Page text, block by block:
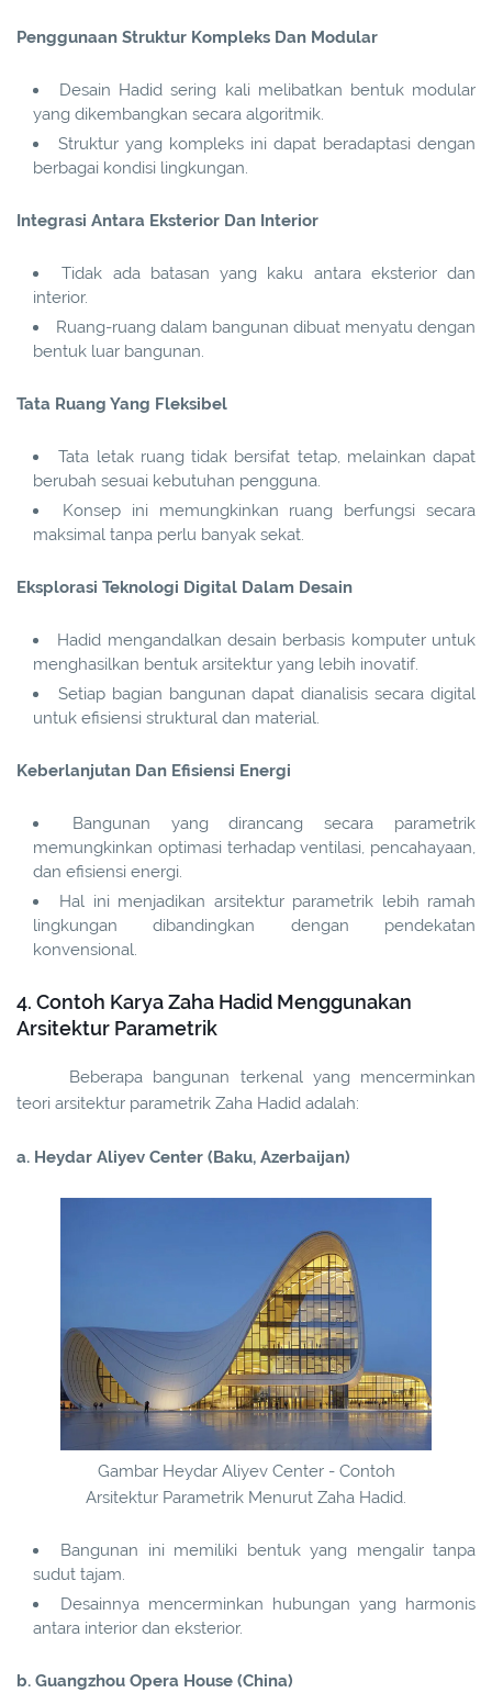
Penggunaan Struktur Kompleks Dan Modular
Desain Hadid sering kali melibatkan bentuk modular
yang dikembangkan secara algoritmik.
Struktur yang kompleks ini dapat beradaptasi dengan
berbagai kondisi lingkungan.
Integrasi Antara Eksterior Dan Interior
Tidak ada batasan yang kaku antara eksterior dan
interior.
Ruang-ruang dalam bangunan dibuat menyatu dengan
bentuk luar bangunan.
Tata Ruang Yang Fleksibel
Tata letak ruang tidak bersifat tetap, melainkan dapat
berubah sesuai kebutuhan pengguna.
Konsep ini memungkinkan ruang berfungsi secara
maksimal tanpa perlu banyak sekat.
Eksplorasi Teknologi Digital Dalam Desain
Hadid mengandalkan desain berbasis komputer untuk
menghasilkan bentuk arsitektur yang lebih inovatif.
Setiap bagian bangunan dapat dianalisis secara digital
untuk efisiensi struktural dan material.
Keberlanjutan Dan Efisiensi Energi
Bangunan yang dirancang secara parametrik
memungkinkan optimasi terhadap ventilasi, pencahayaan,
dan efisiensi energi.
Hal ini menjadikan arsitektur parametrik lebih ramah
lingkungan dibandingkan dengan pendekatan
konvensional.
4. Contoh Karya Zaha Hadid Menggunakan
Arsitektur Parametrik
Beberapa bangunan terkenal yang mencerminkan
teori arsitektur parametrik Zaha Hadid adalah:
a. Heydar Aliyev Center (Baku, Azerbaijan)
Gambar Heydar Aliyev Center - Contoh
Arsitektur Parametrik Menurut Zaha Hadid.
Bangunan ini memiliki bentuk yang mengalir tanpa
sudut tajam.
Desainnya mencerminkan hubungan yang harmonis
antara interior dan eksterior.
b. Guangzhou Opera House (China)